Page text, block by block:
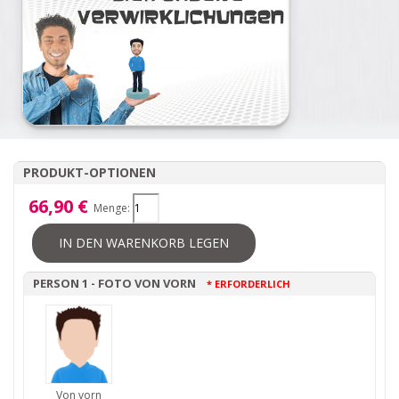
PRODUKT-OPTIONEN
66,90 € Menge:
IN DEN WARENKORB LEGEN
PERSON 1 - FOTO VON VORN * ERFORDERLICH
Von vorn